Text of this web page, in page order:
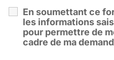
En soumettant ce
les informations
pour permettre de
cadre de ma